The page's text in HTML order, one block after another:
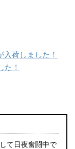
荷しました！
た！
て日夜奮闘中で